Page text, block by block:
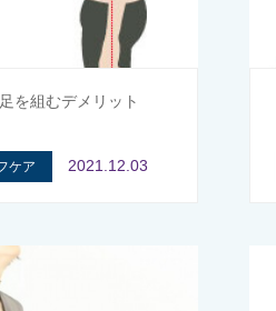
を組むデメリット
ケア 2021.12.03